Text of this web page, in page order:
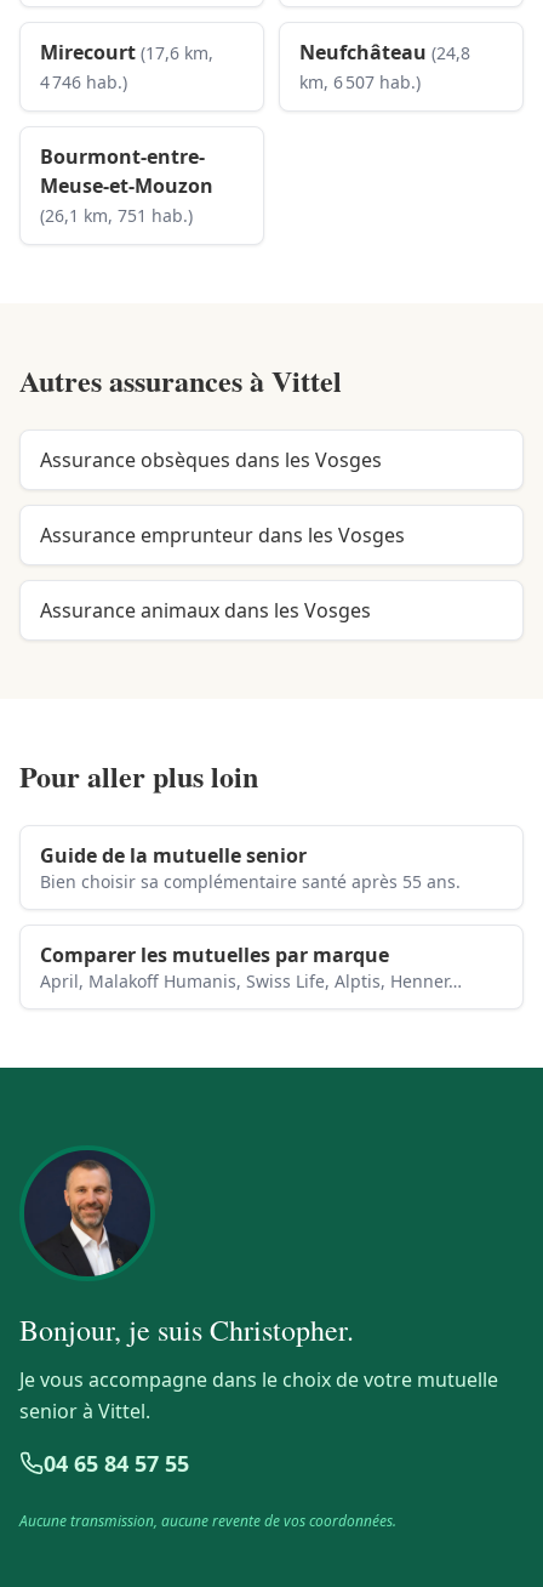
Mirecourt (17,6 km,
4 746 hab.)
Neufchâteau (24,8
km, 6 507 hab.)
Bourmont-entre-
Meuse-et-Mouzon
(26,1 km, 751 hab.)
Autres assurances àVittel
Assurance obsèques dans les Vosges
Assurance emprunteur dans les Vosges
Assurance animaux dans les Vosges
Pour aller plus loin
Guide de la mutuelle senior
Bien choisir sa complémentaire santé après 55 ans.
Comparer les mutuelles par marque
April, Malakoff Humanis, Swiss Life, Alptis, Henner…
Bonjour, je suisChristopher.
Je vous accompagne dans le choix de votre mutuelle
senior à Vittel.
04 65 84 57 55
Aucune transmission, aucune revente de vos coordonnées.